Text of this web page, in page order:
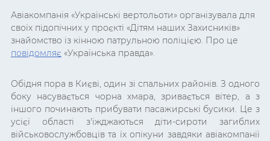
Авіакомпанія «Українські вертольоти» організувала для
своїх підопічних у проєкті «Дітям наших Захисників»
знайомство із кінною патрульною поліцією. Про це
повідомляє «Українська правда».
Обідня пора в Києві, один зі спальних районів. З одного
боку насувається чорна хмара, зривається вітер, а з
іншого починають прибувати пасажирські бусики. Це з
усієї області з'їжджаються діти-сироти загиблих
військовослужбовців та їх опікуни завдяки авіакомпанії